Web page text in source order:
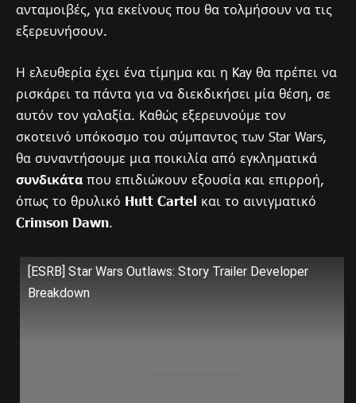
ανταμοιβές, για εκείνους που θα τολμήσουν να τις
εξερευνήσουν.
Η ελευθερία έχει ένα τίμημα και η Kay θα πρέπει να
ρισκάρει τα πάντα για να διεκδικήσει μία θέση, σε
αυτόν τον γαλαξία. Καθώς εξερευνούμε τον
σκοτεινό υπόκοσμο του σύμπαντος των Star Wars,
θα συναντήσουμε μια ποικιλία από εγκληματικά
συνδικάτα που επιδιώκουν εξουσία και επιρροή,
όπως το θρυλικό Hutt Cartel και το αινιγματικό
Crimson Dawn.
[ESRB] Star Wars Outlaws: Story Trailer Developer
Breakdown